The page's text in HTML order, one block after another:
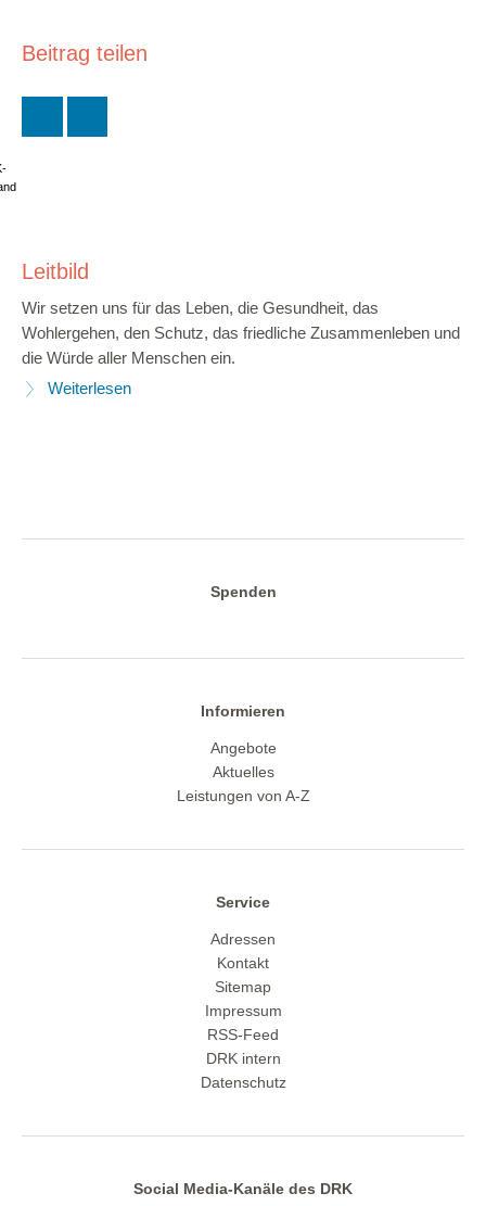
Beitrag teilen
Leitbild
Wir setzen uns für das Leben, die Gesundheit, das
Wohlergehen, den Schutz, das friedliche Zusammenleben und
die Würde aller Menschen ein.
Weiterlesen
Spenden
Informieren
Angebote
Aktuelles
Leistungen von A-Z
Service
Adressen
Kontakt
Sitemap
Impressum
RSS-Feed
DRK intern
Datenschutz
Social Media-Kanäle des DRK